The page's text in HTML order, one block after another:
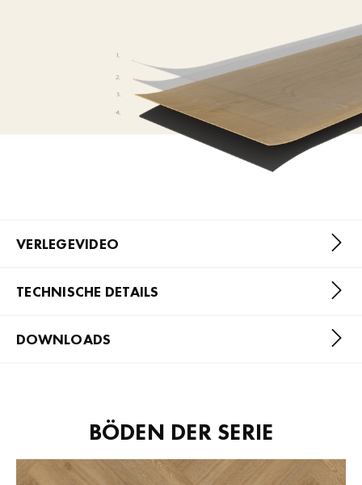
VERLEGEVIDEO
TECHNISCHE DETAILS
DOWNLOADS
BÖDEN DER SERIE